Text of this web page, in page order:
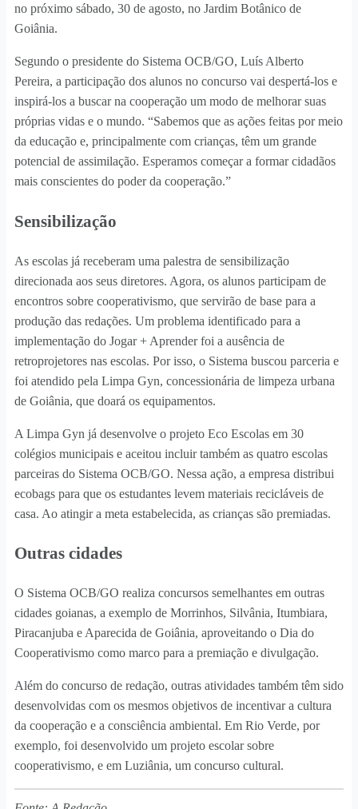
no próximo sábado, 30 de agosto, no Jardim Botânico de
Goiânia.
Segundo o presidente do Sistema OCB/GO, Luís Alberto
Pereira, a participação dos alunos no concurso vai despertá-los e
inspirá-los a buscar na cooperação um modo de melhorar suas
próprias vidas e o mundo. “Sabemos que as ações feitas por meio
da educação e, principalmente com crianças, têm um grande
potencial de assimilação. Esperamos começar a formar cidadãos
mais conscientes do poder da cooperação.”
Sensibilização
As escolas já receberam uma palestra de sensibilização
direcionada aos seus diretores. Agora, os alunos participam de
encontros sobre cooperativismo, que servirão de base para a
produção das redações. Um problema identificado para a
implementação do Jogar + Aprender foi a ausência de
retroprojetores nas escolas. Por isso, o Sistema buscou parceria e
foi atendido pela Limpa Gyn, concessionária de limpeza urbana
de Goiânia, que doará os equipamentos.
A Limpa Gyn já desenvolve o projeto Eco Escolas em 30
colégios municipais e aceitou incluir também as quatro escolas
parceiras do Sistema OCB/GO. Nessa ação, a empresa distribui
ecobags para que os estudantes levem materiais recicláveis de
casa. Ao atingir a meta estabelecida, as crianças são premiadas.
Outras cidades
O Sistema OCB/GO realiza concursos semelhantes em outras
cidades goianas, a exemplo de Morrinhos, Silvânia, Itumbiara,
Piracanjuba e Aparecida de Goiânia, aproveitando o Dia do
Cooperativismo como marco para a premiação e divulgação.
Além do concurso de redação, outras atividades também têm sido
desenvolvidas com os mesmos objetivos de incentivar a cultura
da cooperação e a consciência ambiental. Em Rio Verde, por
exemplo, foi desenvolvido um projeto escolar sobre
cooperativismo, e em Luziânia, um concurso cultural.